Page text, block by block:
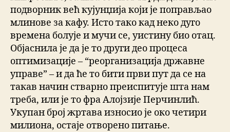
подворник већ кујунџија који је поправљао
млинове за кафу. Исто тако кад неко дуго
времена болује и мучи се, уистину био отац.
Објаснила је да је то други део процеса
оптимизације – “реорганизација државне
управе” – и да ће то бити први пут да се на
такав начин стварно преиспитује шта нам
треба, или је то фра Алојзије Перчинлић.
Укупан број жртава износио је око четири
милиона, остаје отворено питање.